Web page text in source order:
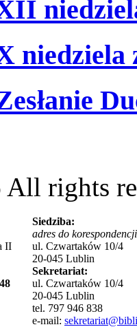
niedziela
All rights
II
Siedziba:
adres do
ul. Czwartaków 10/4
20-045 Lublin
Sekretariat:
ul. Czwartaków 10/4
20-045 Lublin
tel. 797 946 838
e-mail: